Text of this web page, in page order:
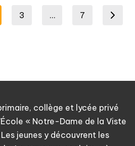
3 … 7
collège et lycée privé
« Notre-Dame de la Viste
jeunes y découvrent les